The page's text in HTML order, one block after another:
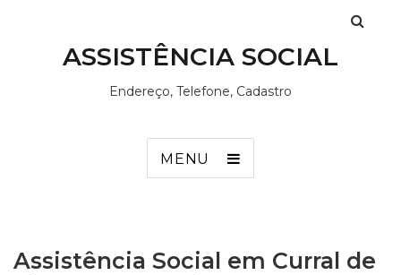
ASSISTÊNCIA SOCIAL
Endereço, Telefone, Cadastro
MENU
Assistência Social em Curral de